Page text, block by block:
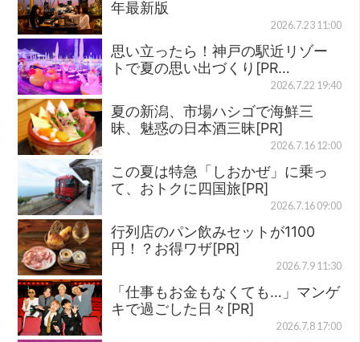
年最新版
2026.7.23 11:00
思い立ったら！神戸の駅近リゾー
トで夏の思い出づくり[PR…
2026.7.22 19:40
夏の新潟、市場ハシゴで海鮮三
昧、魅惑の日本酒三昧[PR]
2026.7.16 12:00
この夏は特急「しおかぜ」に乗っ
て、おトクに四国旅[PR]
2026.7.16 09:00
行列店のパン飲みセットが1100
円！？お得ワザ[PR]
2026.7.9 11:30
「仕事もお金もなくても…」マンゲ
キで過ごした日々[PR]
2026.7.8 17:00